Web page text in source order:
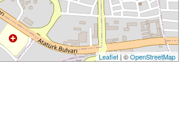
Leaflet| ©OpenStreetMap